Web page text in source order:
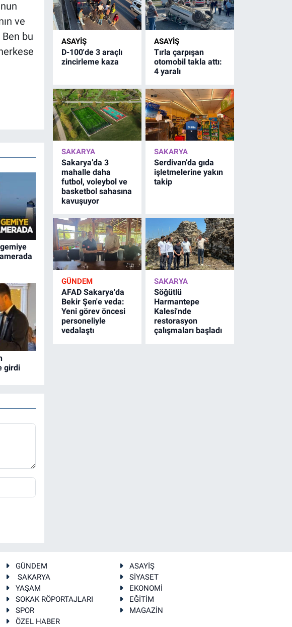
ve
Ben bu
girdi
ASAYİŞ
D-100'de 3 araçlı
zincirleme kaza
ASAYİŞ
Tırla çarpışan
otomobil takla attı:
4 yaralı
SAKARYA
Sakarya’da 3
mahalle daha
futbol, voleybol ve
basketbol sahasına
kavuşuyor
SAKARYA
Serdivan’da gıda
işletmelerine yakın
takip
GÜNDEM
AFAD Sakarya'da
Bekir Şen'e veda:
Yeni görev öncesi
personeliyle
vedalaştı
SAKARYA
Söğütlü
Harmantepe
Kalesi'nde
restorasyon
çalışmaları başladı
GÜNDEM
ASAYİŞ
SAKARYA
SİYASET
YAŞAM
EKONOMİ
SOKAK RÖPORTAJLARI
EĞİTİM
SPOR
MAGAZİN
ÖZEL HABER